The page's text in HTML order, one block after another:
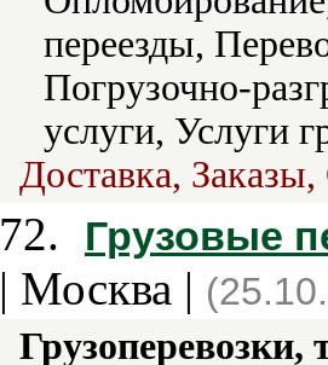
переезды,
Погрузочно-
услуги, Услуги
Доставка,
72. Грузовые
| Москва |